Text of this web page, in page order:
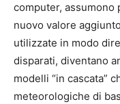
computer, assumono
nuovo valore
utilizzate in modo
disparati, diventano
modelli “in cascata”
meteorologiche di